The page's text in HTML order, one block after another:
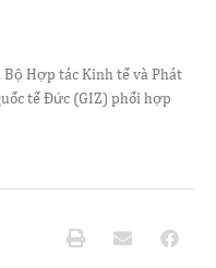
Hợp tác Kinh tế và Phát
tế Đức (GIZ) phối hợp